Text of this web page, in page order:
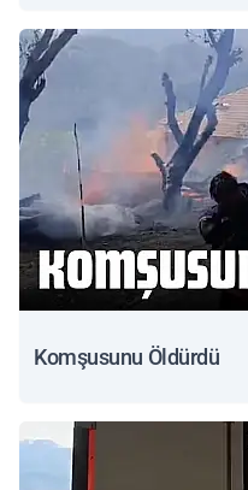
Komşusunu Öldürdü